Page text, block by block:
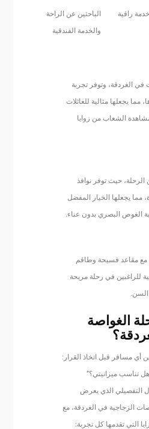
راقية
الباحثين عن الراحة
والخدمة الفندقية
الغردقة، وتوفر تجربة
مما يجعلها مثالية للعائلات
الشعاب من زوايا
حيث توفر نوافذ
مما يجعلها الخيار المفضل
الغوص البصري بدون عناء.
مع مقاعد فسيحة وطاقم
للراغبين في رحلة مريحة
السن.
الغواصة
أي مسافر قبل اتخاذ القرار:
تناسب ميزانيتي؟”
التفصيلي الذي يعرض
الزجاجية في الغردقة، مع
التي تقدمها كل تجربة: